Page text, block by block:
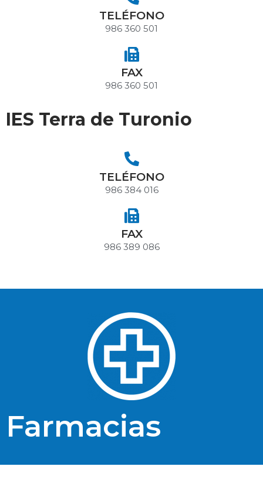
TELÉFONO
986 360 501
FAX
986 360 501
IES Terra de Turonio
TELÉFONO
986 384 016
FAX
986 389 086
Farmacias